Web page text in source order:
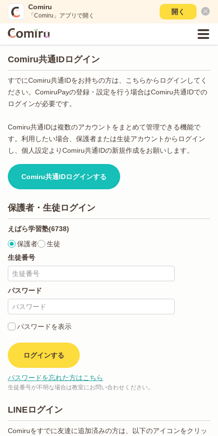
Comiru
「Comiru」アプリで開く 開く
Comiru共通IDログイン
すでにComiru共通IDをお持ちの方は、こちらからログインしてく
ださい。ComiruPayの登録・設定を行う場合はComiru共通IDでの
ログインが必要です。
Comiru共通IDは複数のアカウントをまとめて管理できる機能で
す。利用したい場合、保護者または生徒アカウントからログイン
し、個人設定よりComiru共通IDの新規作成をお願いします。
Comiru共通IDログインする
保護者・生徒ログイン
えばら学習塾(6738)
保護者
生徒
生徒番号
パスワード
パスワードを表示
ログインする
パスワードを忘れた方はこちら
生徒番号が不明な場合は教室にお問い合わせください。
LINEログイン
Comiruをすでに友達に追加済みの方は、以下のアイコンをクリッ